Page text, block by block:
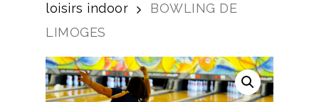
loisirs indoor
BOWLING DE
LIMOGES